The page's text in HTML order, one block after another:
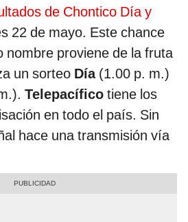
de Chontico Día y
22 de mayo. Este chance
nombre proviene de la fruta
un sorteo Día(1.00 p. m.)
Telepacífico tiene los
en todo el país. Sin
hace una transmisión vía